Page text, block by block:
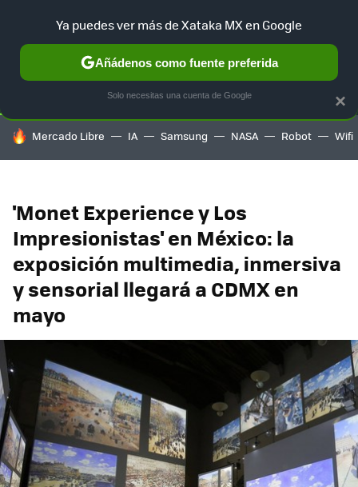
SELECCIÓN GAMING HOME AUTO TERRITORIO
HOY SE HABLA DE
Mercado Libre IA Samsung NASA Robot Wifi
'Monet Experience y Los
Impresionistas' en México: la
exposición multimedia, inmersiva
y sensorial llegará a CDMX en
mayo
×
Ya puedes ver más de Xataka MX en Google
Añádenos como fuente preferida
Solo necesitas una cuenta de Google